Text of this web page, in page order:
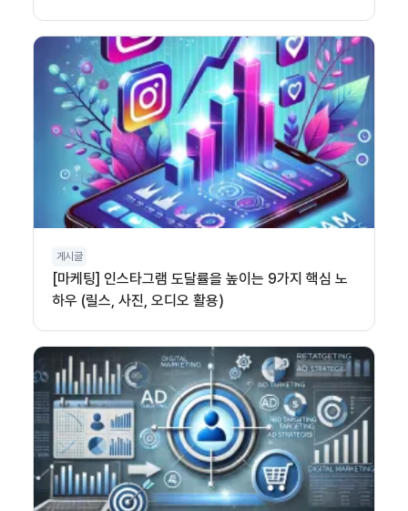
게시글
[마케팅] 인스타그램 도달률을 높이는 9가지 핵심 노
하우 (릴스, 사진, 오디오 활용)